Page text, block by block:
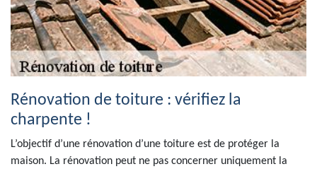
Rénovation de toiture : vérifiez la
charpente !
L’objectif d’une rénovation d’une toiture est de protéger la
maison. La rénovation peut ne pas concerner uniquement la